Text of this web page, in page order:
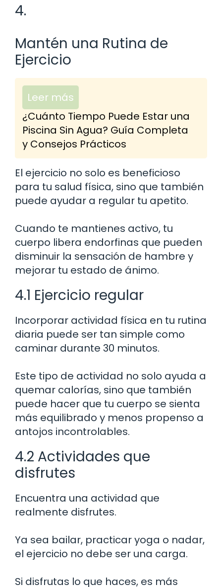
4.
Mantén una Rutina de
Ejercicio
Leer más
¿Cuánto Tiempo Puede Estar una
Piscina Sin Agua? Guía Completa
y Consejos Prácticos
El ejercicio no solo es beneficioso
para tu salud física, sino que también
puede ayudar a regular tu apetito.
Cuando te mantienes activo, tu
cuerpo libera endorfinas que pueden
disminuir la sensación de hambre y
mejorar tu estado de ánimo.
4.1 Ejercicio regular
Incorporar actividad física en tu rutina
diaria puede ser tan simple como
caminar durante 30 minutos.
Este tipo de actividad no solo ayuda a
quemar calorías, sino que también
puede hacer que tu cuerpo se sienta
más equilibrado y menos propenso a
antojos incontrolables.
4.2 Actividades que
disfrutes
Encuentra una actividad que
realmente disfrutes.
Ya sea bailar, practicar yoga o nadar,
el ejercicio no debe ser una carga.
Si disfrutas lo que haces, es más